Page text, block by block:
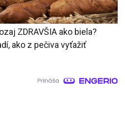
ZDRAVŠIA ako biela?
ako z pečiva vyťažiť